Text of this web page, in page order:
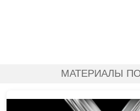
МАТЕРИАЛЫ